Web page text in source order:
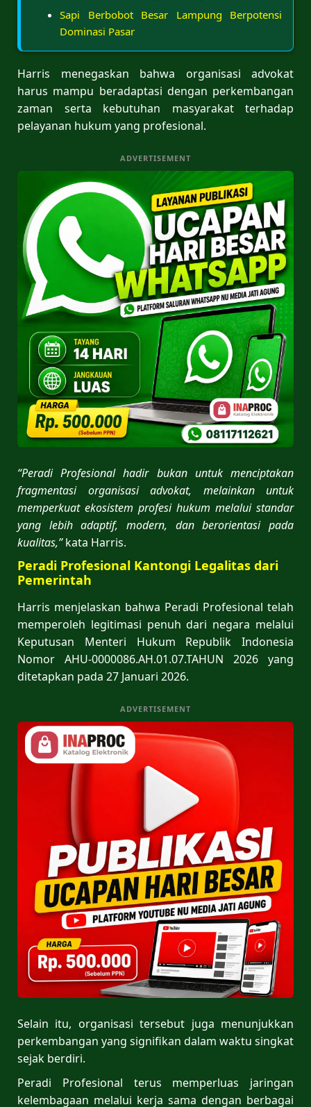
Sapi Berbobot Besar Lampung Berpotensi
Dominasi Pasar
Harris menegaskan bahwa organisasi advokat
harus mampu beradaptasi dengan perkembangan
zaman serta kebutuhan masyarakat terhadap
pelayanan hukum yang profesional.
ADVERTISEMENT
“Peradi Profesional hadir bukan untuk menciptakan
fragmentasi organisasi advokat, melainkan untuk
memperkuat ekosistem profesi hukum melalui standar
yang lebih adaptif, modern, dan berorientasi pada
kualitas,”kata Harris.
Peradi Profesional Kantongi Legalitas dari
Pemerintah
Harris menjelaskan bahwa Peradi Profesional telah
memperoleh legitimasi penuh dari negara melalui
Keputusan Menteri Hukum Republik Indonesia
Nomor AHU-0000086.AH.01.07.TAHUN 2026 yang
ditetapkan pada 27 Januari 2026.
ADVERTISEMENT
Selain itu, organisasi tersebut juga menunjukkan
perkembangan yang signifikan dalam waktu singkat
sejak berdiri.
Peradi Profesional terus memperluas jaringan
kelembagaan melalui kerja sama dengan berbagai